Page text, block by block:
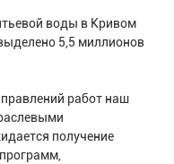
воды в Кривом
5,5 миллионов
работ наш
получение